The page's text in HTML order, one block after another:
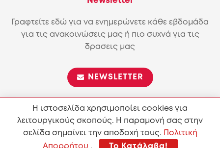
Γραφτείτε εδώ για να ενημερώνετε κάθε εβδομάδα
για τις ανακοινώσεις μας ή πιο συχνά για τις
δρασεις μας
NEWSLETTER
Επιτρέπεται η αναπαραγωγή και διανομή του περιεχόμενου
σύμφωνα με τους όρους της άδειαςAttribution-ShareAlike
4.0 International (CC BY-SA 4.0)
Η ιστοσελίδα χρησιμοποίει cookies για
λειτουργικούς σκοπούς. Η παραμονή σας στην
σελίδα σημαίνει την αποδοχή τους.
Πολιτική
Απορρήτου . Το Κατάλαβα!